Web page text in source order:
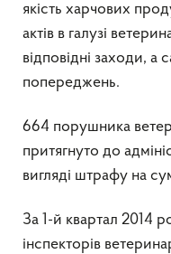
якість харчових
актів в галузі
відповідні заходи,
попереджень.
664 порушника
притягнуто до
вигляді штрафу на
За 1-й квартал 2014
інспекторів